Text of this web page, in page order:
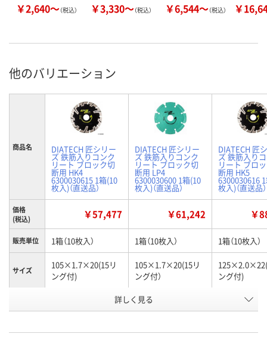
￥2,640～（税込） ￥3,330～（税込） ￥6,544～（税込） ￥
他のバリエーション
商品名 DIATECH 匠シリー
ズ 鉄筋入りコンク
リート ブロック切
断用 HK4
6300030615 1箱(10
枚入)（直送品）
DIATECH 匠シリー
ズ 鉄筋入りコンク
リート ブロック切
断用 LP4
6300030600 1箱(10
枚入)（直送品）
DIATECH 匠
ズ 鉄筋入り
リート ブロ
断用 HK5
6300030616
枚入)（直送品）
価格
(税込)
￥57,477 ￥61,242 ￥
販売単位 1箱（10枚入） 1箱（10枚入） 1箱（10枚入）
サイズ
105×1.7×20(15リ
ング付)
105×1.7×20(15リ
ング付）
ング付)
LP4
号
詳しく見る